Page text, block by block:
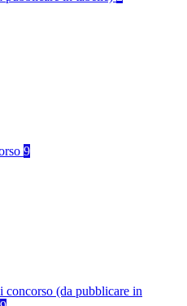
9
concorso (da pubblicare in